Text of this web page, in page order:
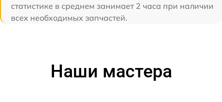
статистике в среднем занимает 2 часа при наличии
всех необходимых запчастей.
Наши мастера